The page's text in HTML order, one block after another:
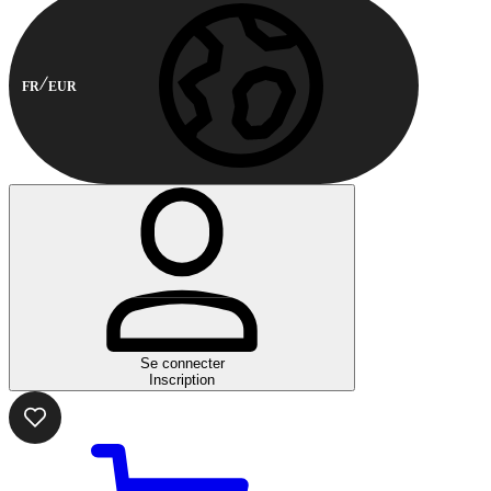
FR EUR
Se connecter
Inscription